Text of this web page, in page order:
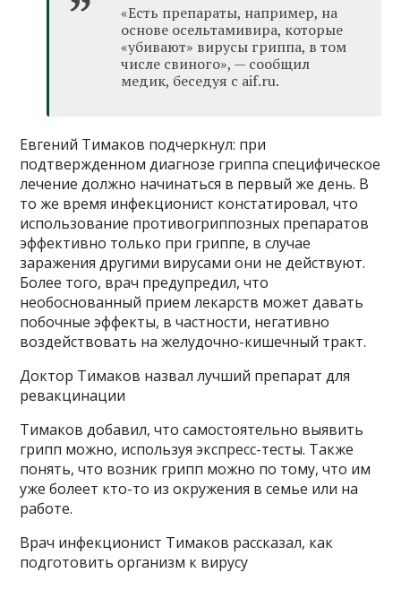
«Есть препараты, например, на
основе осельтамивира, которые
«убивают» вирусы гриппа, в том
числе свиного», — сообщил
медик, беседуя с aif.ru.
Евгений Тимаков подчеркнул: при
подтвержденном диагнозе гриппа специфическое
лечение должно начинаться в первый же день. В
то же время инфекционист констатировал, что
использование противогриппозных препаратов
эффективно только при гриппе, в случае
заражения другими вирусами они не действуют.
Более того, врач предупредил, что
необоснованный прием лекарств может давать
побочные эффекты, в частности, негативно
воздействовать на желудочно-кишечный тракт.
Доктор Тимаков назвал лучший препарат для
ревакцинации
Тимаков добавил, что самостоятельно выявить
грипп можно, используя экспресс-тесты. Также
понять, что возник грипп можно по тому, что им
уже болеет кто-то из окружения в семье или на
работе.
Врач инфекционист Тимаков рассказал, как
подготовить организм к вирусу